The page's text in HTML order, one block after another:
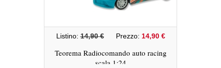
Listino:14,90 €Prezzo: 14,90 €
Teorema Radiocomando auto racing
scala 1:24